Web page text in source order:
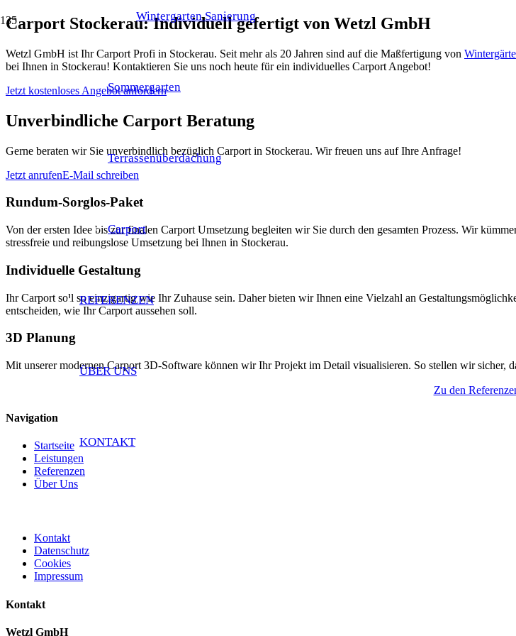
Wintergarten Sanierung
Sommergarten
Terrassenüberdachung
Carport
REFERENZEN
ÜBER UNS
KONTAKT
Carport Stockerau: Individuell gefertigt von Wetzl GmbH
Wetzl GmbH ist Ihr Carport Profi in Stockerau. Seit mehr als 20 Jahren sind auf die Maßfertigung von
bei Ihnen in Stockerau! Kontaktieren Sie uns noch heute für ein individuelles Carport Angebot!
Jetzt kostenloses Angebot anfordern
Unverbindliche Carport Beratung
Gerne beraten wir Sie unverbindlich bezüglich Carport in Stockerau. Wir freuen uns auf Ihre Anfrage!
Jetzt anrufenE-Mail schreiben
Rundum-Sorglos-Paket
Von der ersten Idee bis zur finalen Carport Umsetzung begleiten wir Sie durch den gesamten Prozess. Wir
stressfreie und reibungslose Umsetzung bei Ihnen in Stockerau.
Individuelle Gestaltung
Ihr Carport soll so einzigartig wie Ihr Zuhause sein. Daher bieten wir Ihnen eine Vielzahl an
entscheiden, wie Ihr Carport aussehen soll.
3D Planung
Mit unserer modernen Carport 3D-Software können wir Ihr Projekt im Detail visualisieren. So stellen wir sicher,
Zu den
Navigation
Startseite
Leistungen
Referenzen
Über Uns
Kontakt
Datenschutz
Cookies
Impressum
Kontakt
Wetzl GmbH